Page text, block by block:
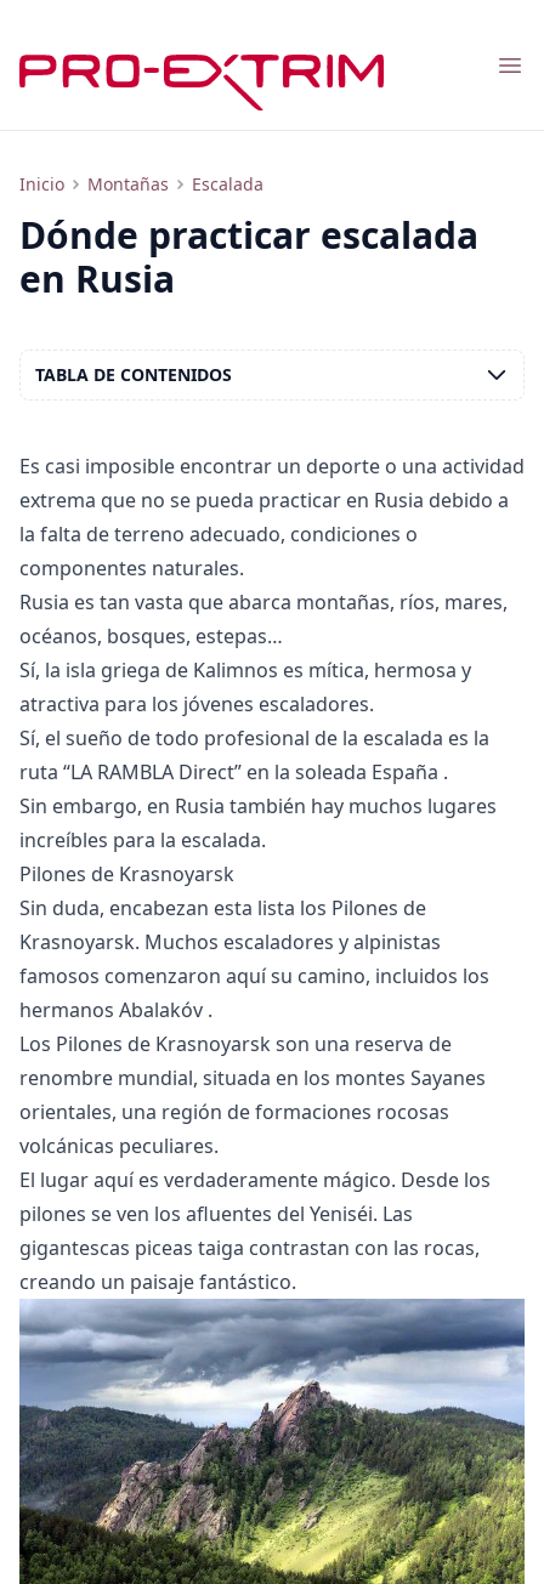
Inicio Montañas Escalada
Dónde practicar escalada en Rusia
Dónde practicar escalada
en Rusia
Es casi imposible encontrar un deporte o una actividad
extrema que no se pueda practicar en Rusia debido a
la falta de terreno adecuado, condiciones o
componentes naturales.
Rusia es tan vasta que abarca montañas, ríos, mares,
océanos, bosques, estepas…
Sí, la isla griega de Kalimnos es mítica, hermosa y
atractiva para los jóvenes escaladores.
Sí, el sueño de todo profesional de la escalada es la
ruta “LA RAMBLA Direct” en la soleada España .
Sin embargo, en Rusia también hay muchos lugares
increíbles para la escalada.
Pilones de Krasnoyarsk
Sin duda, encabezan esta lista los Pilones de
Krasnoyarsk. Muchos escaladores y alpinistas
famosos comenzaron aquí su camino, incluidos los
hermanos Abalakóv .
Los Pilones de Krasnoyarsk son una reserva de
renombre mundial, situada en los montes Sayanes
orientales, una región de formaciones rocosas
volcánicas peculiares.
El lugar aquí es verdaderamente mágico. Desde los
pilones se ven los afluentes del Yeniséi. Las
gigantescas piceas taiga contrastan con las rocas,
creando un paisaje fantástico.
TABLA DE CONTENIDOS